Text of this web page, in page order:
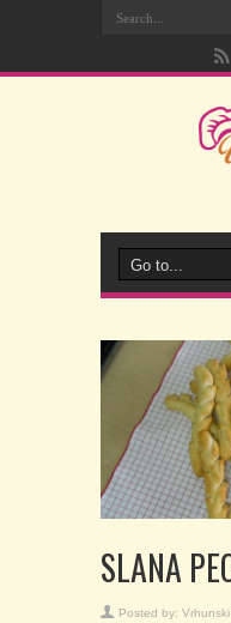
SLANA
Posted by: